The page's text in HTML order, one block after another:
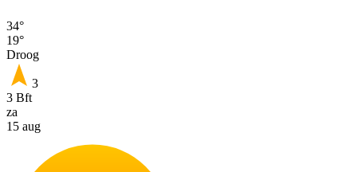
34°
19°
Droog
3
3 Bft
za
15 aug